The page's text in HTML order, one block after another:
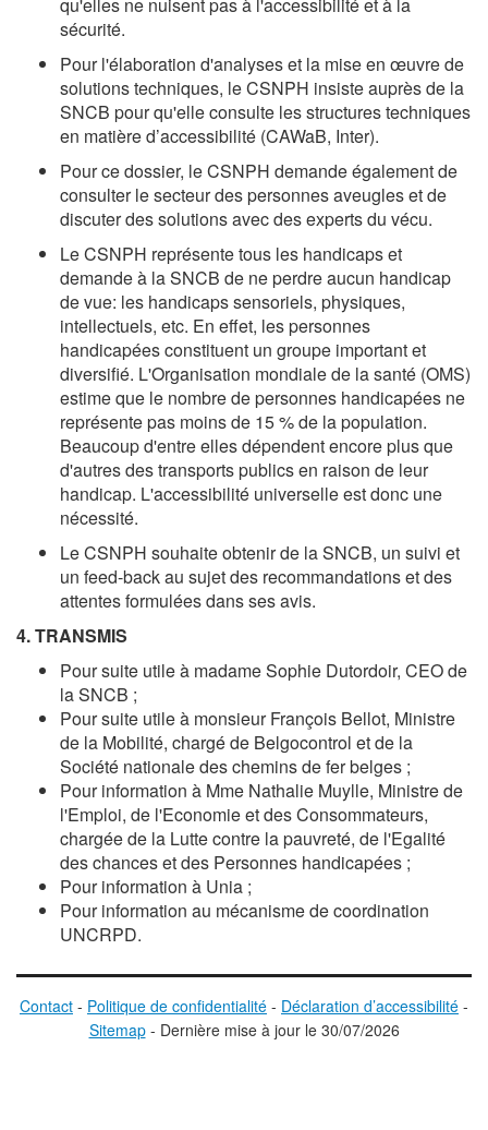
sécurité.
Pour l'élaboration d'analyses et la mise en œuvre de
solutions techniques, le CSNPH insiste auprès de la
SNCB pour qu'elle consulte les structures techniques
en matière d’accessibilité (CAWaB, Inter).
Pour ce dossier, le CSNPH demande également de
consulter le secteur des personnes aveugles et de
discuter des solutions avec des experts du vécu.
Le CSNPH représente tous les handicaps et
demande à la SNCB de ne perdre aucun handicap
de vue: les handicaps sensoriels, physiques,
intellectuels, etc. En effet, les personnes
handicapées constituent un groupe important et
diversifié. L'Organisation mondiale de la santé (OMS)
estime que le nombre de personnes handicapées ne
représente pas moins de 15 % de la population.
Beaucoup d'entre elles dépendent encore plus que
d'autres des transports publics en raison de leur
handicap. L'accessibilité universelle est donc une
nécessité.
Le CSNPH souhaite obtenir de la SNCB, un suivi et
un feed-back au sujet des recommandations et des
attentes formulées dans ses avis.
4. TRANSMIS
Pour suite utile à madameSophie Dutordoir, CEO de
la SNCB ;
Pour suite utile à monsieurFrançois Bellot, Ministre
de la Mobilité, chargé de Belgocontrol et de la
Société nationale des chemins de fer belges ;
Pour information à Mme Nathalie Muylle, Ministre de
l'Emploi, de l'Economie et des Consommateurs,
chargée de la Lutte contre la pauvreté, de l'Egalité
des chances et des Personnes handicapées ;
Pour information à Unia ;
Pour information au mécanisme de coordination
UNCRPD.
Contact - Politique de confidentialité - Déclaration d’accessibilité -
Sitemap - Dernière mise à jour le30/07/2026